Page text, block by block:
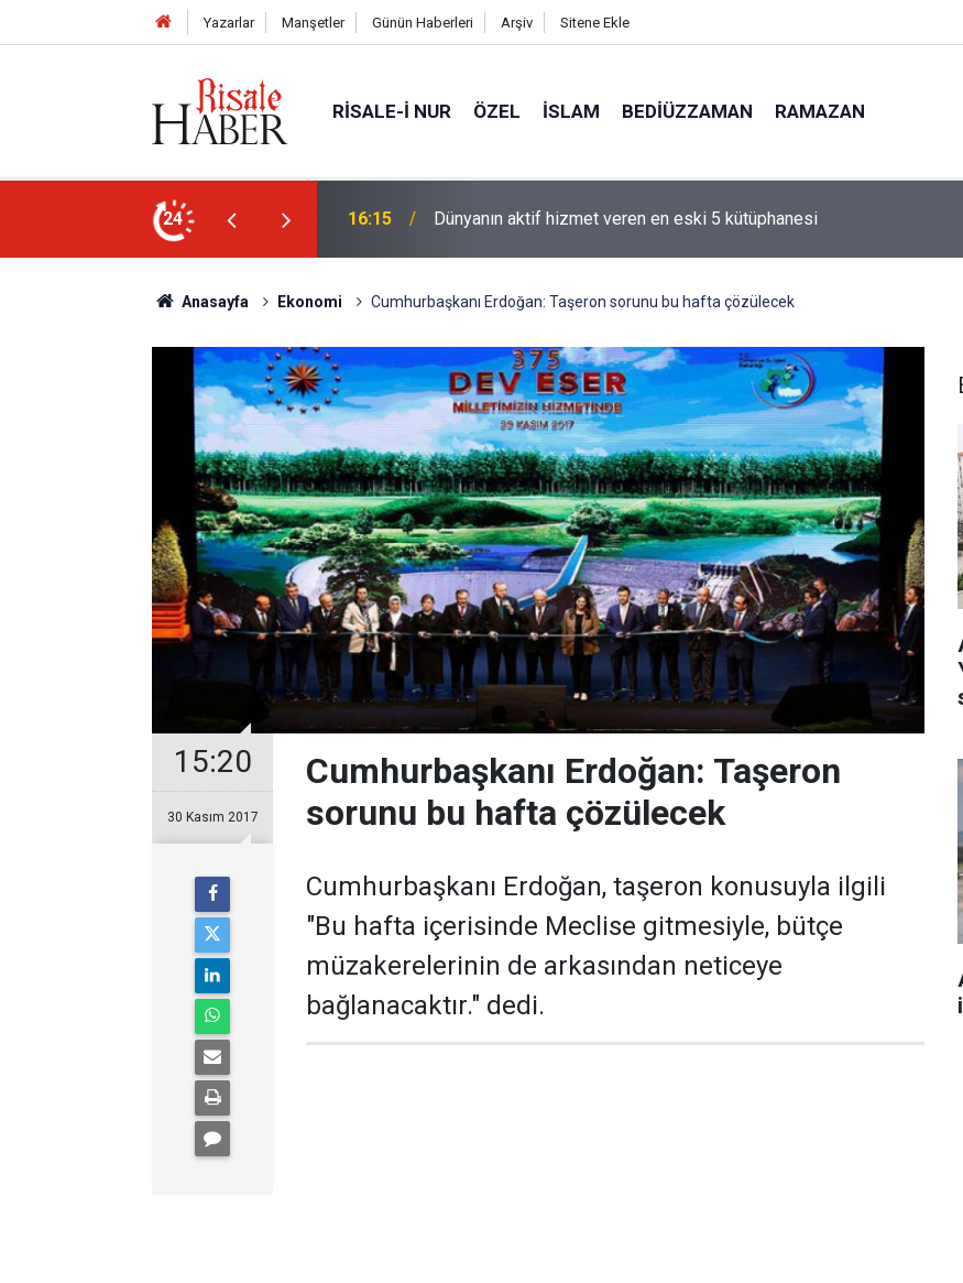
Yazarlar Manşetler Günün Haberleri Arşiv Sitene Ekle
RISALE-I NUR ÖZEL İSLAM BEDIÜZZAMAN RAMAZAN
24 14:30 'Hz. Muhammed denizci miydi' sorusu üzerine Müslüman oldu
Anasayfa Ekonomi Cumhurbaşkanı Erdoğan: Taşeron sorunu bu hafta çözülecek
15:20
30 Kasım 2017
Cumhurbaşkanı Erdoğan: Taşeron
sorunu bu hafta çözülecek
Cumhurbaşkanı Erdoğan, taşeron konusuyla ilgili
"Bu hafta içerisinde Meclise gitmesiyle, bütçe
müzakerelerinin de arkasından neticeye
bağlanacaktır." dedi.